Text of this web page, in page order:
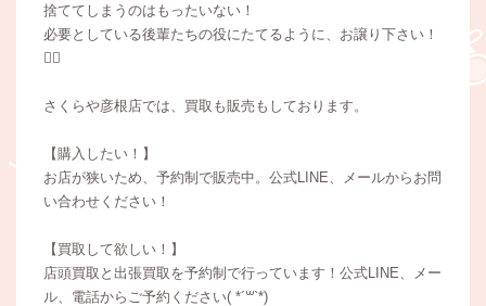
捨ててしまうのはもったいない！
必要としている後輩たちの役にたてるように、お譲り下さい！
🙇‍♀️
さくらや彦根店では、買取も販売もしております。
【購入したい！】
お店が狭いため、予約制で販売中。公式LINE、メールからお問
い合わせください！
【買取して欲しい！】
店頭買取と出張買取を予約制で行っています！公式LINE、メー
ル、電話からご予約ください( *´꒳`*)